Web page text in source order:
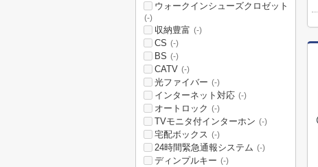
ウォークインシューズクロゼット
(-)
収納豊富 (-)
CS (-)
BS (-)
CATV (-)
光ファイバー (-)
インターネット対応 (-)
オートロック (-)
TVモニタ付インターホン (-)
宅配ボックス (-)
24時間緊急通報システム (-)
ディンプルキー (-)